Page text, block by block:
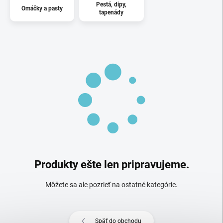
Omáčky a pasty
Pestá, dipy,
tapenády
Produkty ešte len pripravujeme.
Môžete sa ale pozrieť na ostatné kategórie.
Späť do obchodu